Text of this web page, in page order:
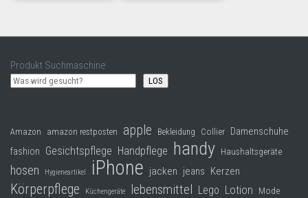
Produkt Suchmaschine
LOS
Amazon amazon restposten apple Bekleidung Collier Damenschuhe
fashion Gesichtspflege Handpflege handy Haushaltsgeräte
hosen Hygieneartikel iPhone jacken jeans Kerzen
Körperpflege Küchengeräte lebensmittel Lego Lotion Mode